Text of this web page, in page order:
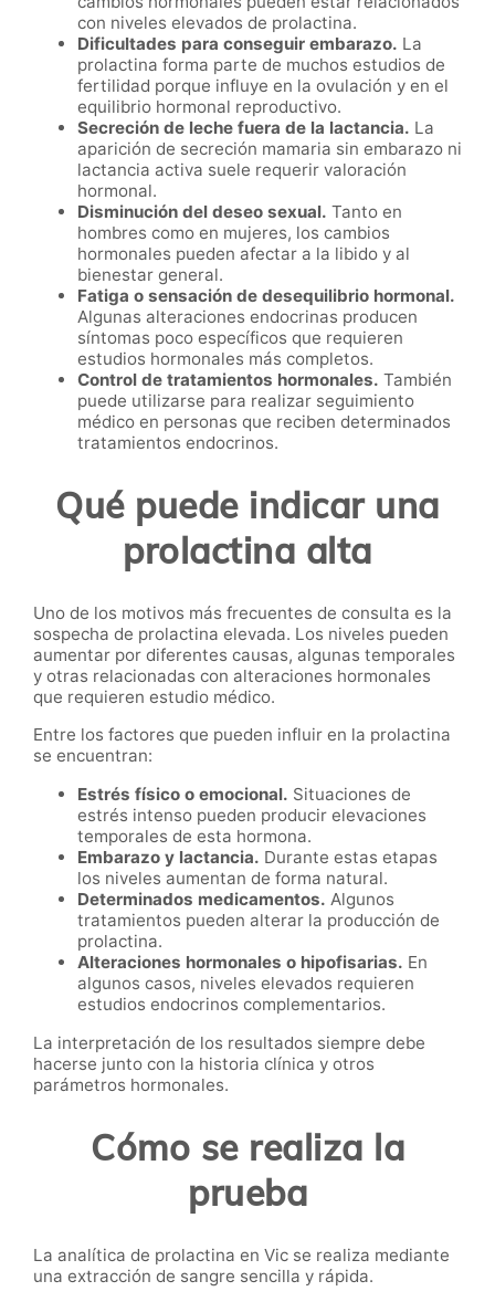
con niveles elevados de prolactina.
Dificultades para conseguir embarazo. La
prolactina forma parte de muchos estudios de
fertilidad porque influye en la ovulación y en el
equilibrio hormonal reproductivo.
Secreción de leche fuera de la lactancia. La
aparición de secreción mamaria sin embarazo ni
lactancia activa suele requerir valoración
hormonal.
Disminución del deseo sexual. Tanto en
hombres como en mujeres, los cambios
hormonales pueden afectar a la libido y al
bienestar general.
Fatiga o sensación de desequilibrio hormonal.
Algunas alteraciones endocrinas producen
síntomas poco específicos que requieren
estudios hormonales más completos.
Control de tratamientos hormonales. También
puede utilizarse para realizar seguimiento
médico en personas que reciben determinados
tratamientos endocrinos.
Qué puede indicar una
prolactina alta
Uno de los motivos más frecuentes de consulta es la
sospecha de prolactina elevada. Los niveles pueden
aumentar por diferentes causas, algunas temporales
y otras relacionadas con alteraciones hormonales
que requieren estudio médico.
Entre los factores que pueden influir en la prolactina
se encuentran:
Estrés físico o emocional. Situaciones de
estrés intenso pueden producir elevaciones
temporales de esta hormona.
Embarazo y lactancia. Durante estas etapas
los niveles aumentan de forma natural.
Determinados medicamentos. Algunos
tratamientos pueden alterar la producción de
prolactina.
Alteraciones hormonales o hipofisarias. En
algunos casos, niveles elevados requieren
estudios endocrinos complementarios.
La interpretación de los resultados siempre debe
hacerse junto con la historia clínica y otros
parámetros hormonales.
Cómo se realiza la
prueba
La analítica de prolactina en Vic se realiza mediante
una extracción de sangre sencilla y rápida.